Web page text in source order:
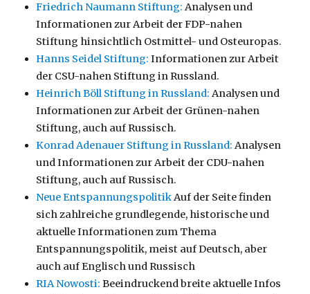
Friedrich Naumann Stiftung: Analysen und
Informationen zur Arbeit der FDP-nahen
Stiftung hinsichtlich Ostmittel- und Osteuropas.
Hanns Seidel Stiftung: Informationen zur Arbeit
der CSU-nahen Stiftung in Russland.
Heinrich Böll Stiftung in Russland: Analysen und
Informationen zur Arbeit der Grünen-nahen
Stiftung, auch auf Russisch.
Konrad Adenauer Stiftung in Russland: Analysen
und Informationen zur Arbeit der CDU-nahen
Stiftung, auch auf Russisch.
Neue EntspannungspolitikAuf der Seite finden
sich zahlreiche grundlegende, historische und
aktuelle Informationen zum Thema
Entspannungspolitik, meist auf Deutsch, aber
auch auf Englisch und Russisch
RIA Nowosti: Beeindruckend breite aktuelle Infos